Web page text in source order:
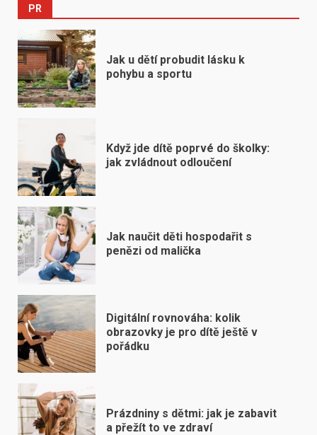
PR
Jak u dětí probudit lásku k
pohybu a sportu
Když jde dítě poprvé do školky:
jak zvládnout odloučení
Jak naučit děti hospodařit s
penězi od malička
Digitální rovnováha: kolik
obrazovky je pro dítě ještě v
pořádku
Prázdniny s dětmi: jak je zabavit
a přežít to ve zdraví